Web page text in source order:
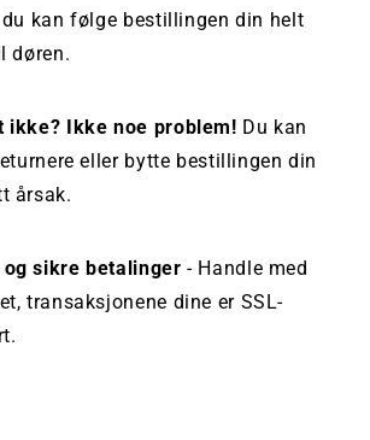
kan følge bestillingen din helt
døren.
ikke? Ikke noe problem! Du kan
eller bytte bestillingen din
årsak.
og sikre betalinger - Handle med
transaksjonene dine er SSL-